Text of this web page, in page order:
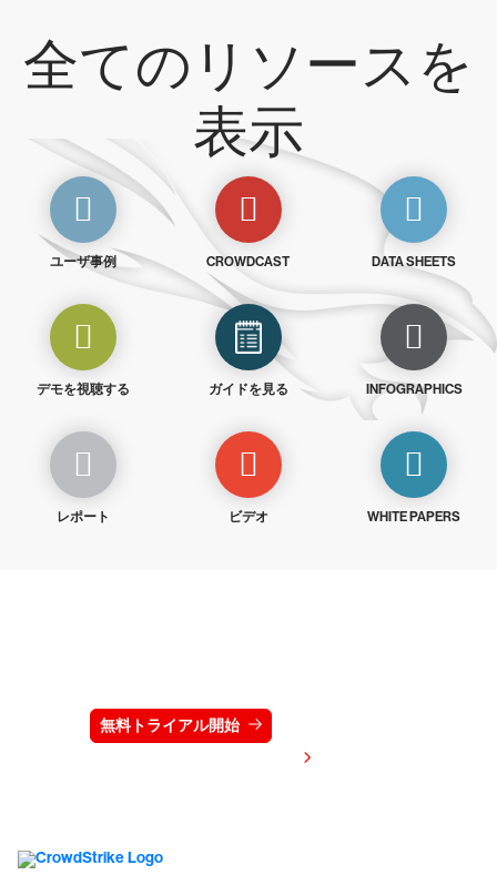
全てのリソースを
表示
ユーザ事例 CROWDCAST DATA SHEETS
デモを視聴する ガイドを見る INFOGRAPHICS
レポート ビデオ WHITE PAPERS
無料トライアル開始